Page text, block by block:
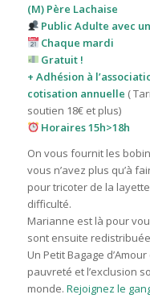
(M) Père Lachaise
Public Adulte avec
Chaque mardi
Gratuit !
+ Adhésion à
cotisation annuelle (
soutien 18€ et plus)
Horaires 15h>18h
On vous fournit les
vous n’avez plus qu’à
pour tricoter de la
difficulté.
Marianne est là pour
sont ensuite
Un Petit Bagage
pauvreté et l’exclusion
monde. Rejoignez le